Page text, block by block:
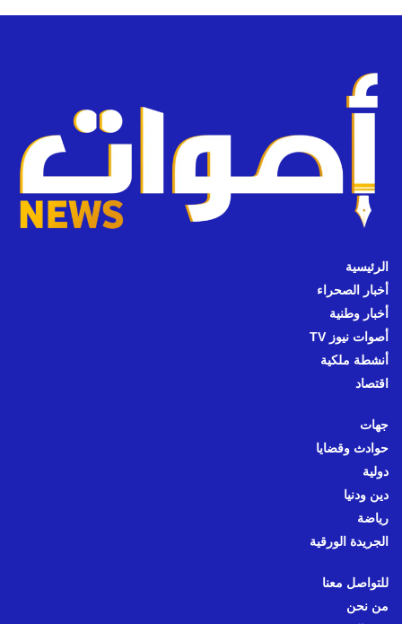
الرئيسية
أخبار الصحراء
أخبار وطنية
أصوات نيوز TV
أنشطة ملكية
اقتصاد
جهات
حوادث وقضايا
دولية
دين ودنيا
رياضة
الجريدة الورقية
للتواصل معنا
من نحن